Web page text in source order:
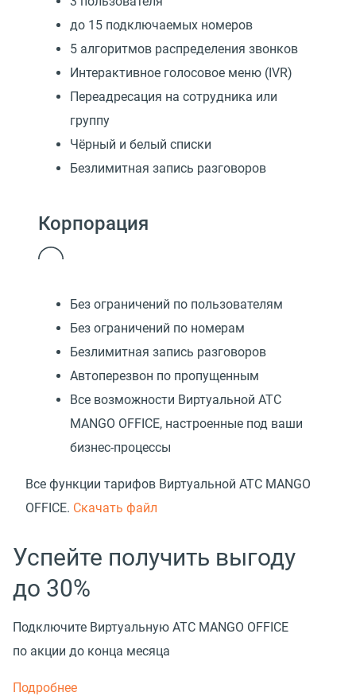
до 15 подключаемых номеров
5 алгоритмов распределения звонков
Интерактивное голосовое меню (IVR)
Переадресация на сотрудника или
группу
Чёрный и белый списки
Безлимитная запись разговоров
Корпорация
Без ограничений по пользователям
Без ограничений по номерам
Безлимитная запись разговоров
Автоперезвон по пропущенным
Все возможности Виртуальной АТС
MANGO OFFICE, настроенные под ваши
бизнес-процессы
Все функции тарифов Виртуальной АТС MANGO
OFFICE. Скачать файл
Успейте получить выгоду
до 30%
Подключите Виртуальную АТС MANGO OFFICE
по акции до конца месяца
Подробнее